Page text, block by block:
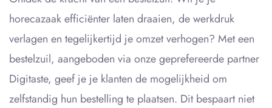
horecazaak efficiënter laten draaien, de werkdruk
verlagen en tegelijkertijd je omzet verhogen? Met een
bestelzuil, aangeboden via onze geprefereerde partner
Digitaste, geef je je klanten de mogelijkheid om
zelfstandig hun bestelling te plaatsen. Dit bespaart niet